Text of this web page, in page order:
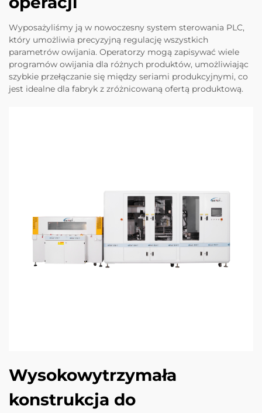
Wyposażyliśmy ją w nowoczesny system sterowania PLC,
który umożliwia precyzyjną regulację wszystkich
parametrów owijania. Operatorzy mogą zapisywać wiele
programów owijania dla różnych produktów, umożliwiając
szybkie przełączanie się między seriami produkcyjnymi, co
jest idealne dla fabryk z zróżnicowaną ofertą produktową.
Wysokowytrzymała
konstrukcja do